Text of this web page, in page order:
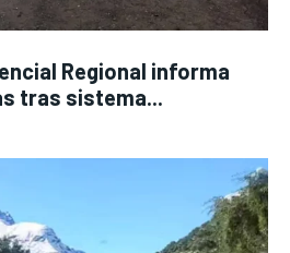
Regional informa
tras sistema...